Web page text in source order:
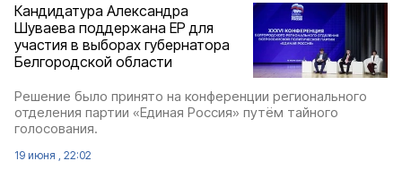
Кандидатура Александра
Шуваева поддержана ЕР для
участия в выборах губернатора
Белгородской области
Решение было принято на конференции регионального
отделения партии «Единая Россия» путём тайного
голосования.
19 июня , 22:02